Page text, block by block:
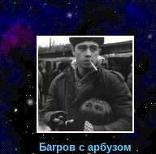
Багров с арбузом